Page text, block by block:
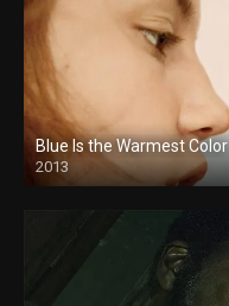
Blue Is the Warmest Color
2013